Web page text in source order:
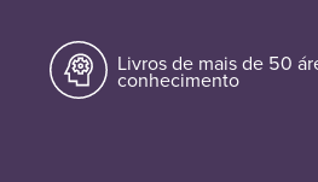
Livros de mais de 50
conhecimento